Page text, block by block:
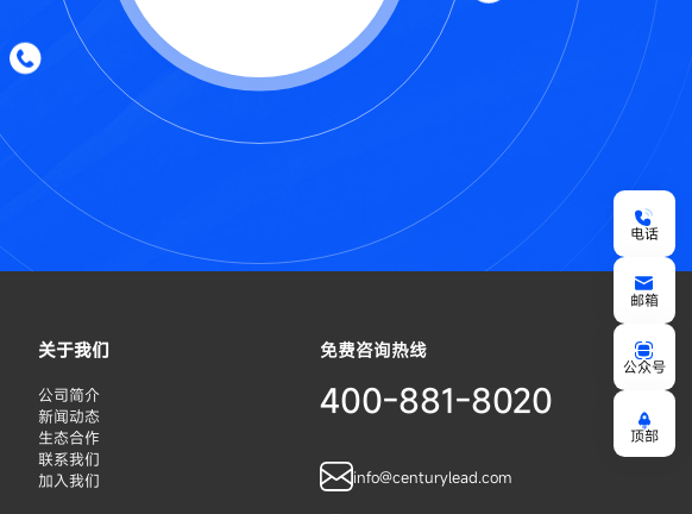
电话
邮箱
公众号
顶部
关于我们
公司简介
新闻动态
生态合作
联系我们
加入我们
免费咨询热线
400-881-8020
info@centurylead.com